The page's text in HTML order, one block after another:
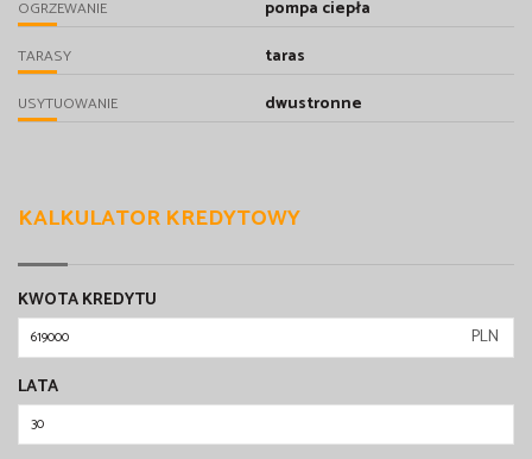
OGRZEWANIE pompa ciepła
TARASY taras
USYTUOWANIE dwustronne
KALKULATOR KREDYTOWY
KWOTA KREDYTU
PLN
LATA